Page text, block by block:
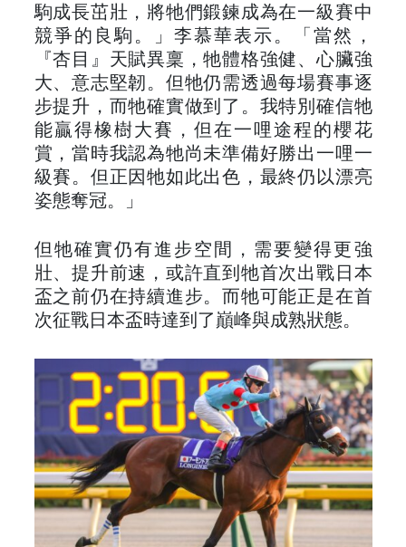
駒成長茁壯，將牠們鍛鍊成為在一級賽中
競爭的良駒。」李慕華表示。「當然，
『杏目』天賦異稟，牠體格強健、心臟強
大、意志堅韌。但牠仍需透過每場賽事逐
步提升，而牠確實做到了。我特別確信牠
能贏得橡樹大賽，但在一哩途程的櫻花
賞，當時我認為牠尚未準備好勝出一哩一
級賽。但正因牠如此出色，最終仍以漂亮
姿態奪冠。」
但牠確實仍有進步空間，需要變得更強
壯、提升前速，或許直到牠首次出戰日本
盃之前仍在持續進步。而牠可能正是在首
次征戰日本盃時達到了巔峰與成熟狀態。